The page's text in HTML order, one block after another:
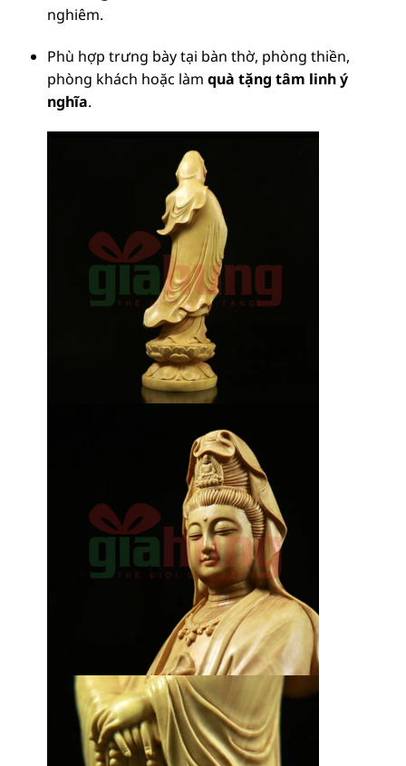
nghiêm.
Phù hợp trưng bày tại bàn thờ, phòng thiền,
phòng khách hoặc làm quà tặng tâm linh ý
nghĩa.